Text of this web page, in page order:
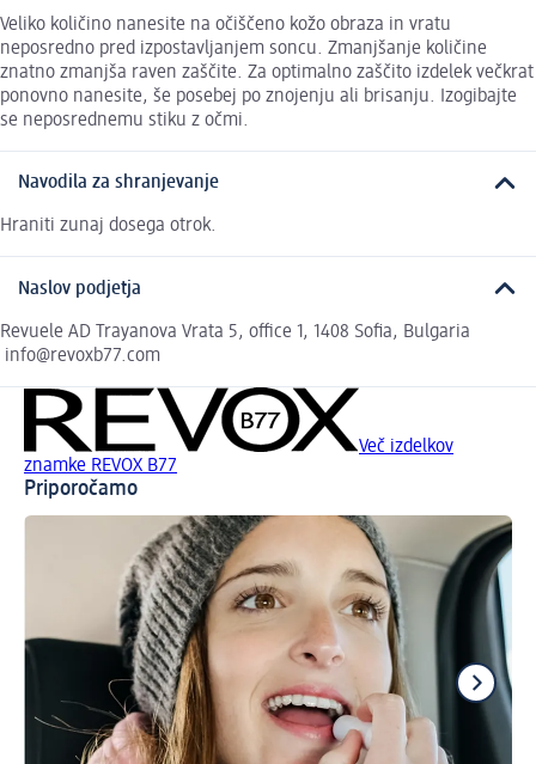
Veliko količino nanesite na očiščeno kožo obraza in vratu
neposredno pred izpostavljanjem soncu. Zmanjšanje količine
znatno zmanjša raven zaščite. Za optimalno zaščito izdelek večkrat
ponovno nanesite, še posebej po znojenju ali brisanju. Izogibajte
se neposrednemu stiku z očmi.
Navodila za shranjevanje
Hraniti zunaj dosega otrok.
Naslov podjetja
Revuele AD Trayanova Vrata 5, office 1, 1408 Sofia, Bulgaria
info@revoxb77.com
Več izdelkov
znamke REVOX B77
Priporočamo